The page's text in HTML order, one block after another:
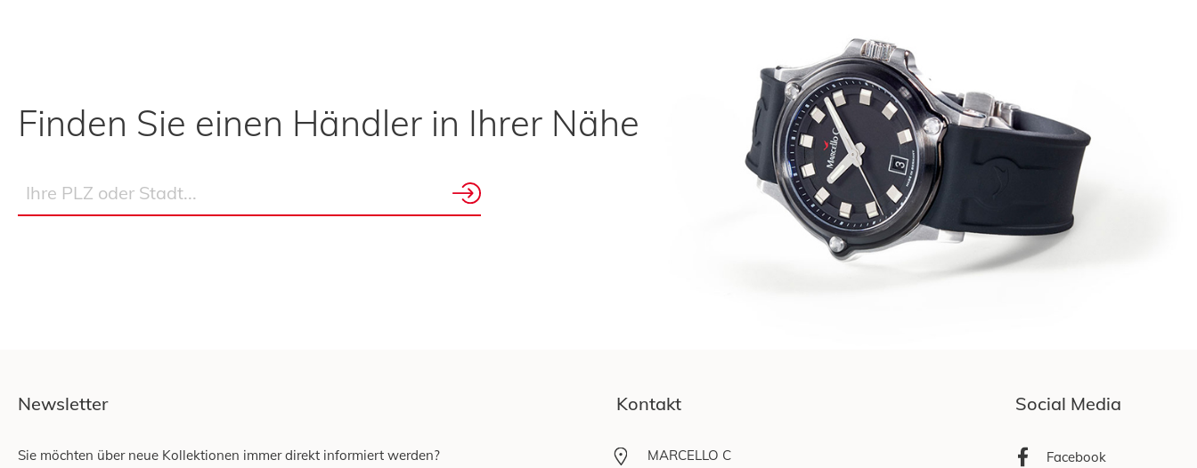
Finden Sie einen Händler in Ihrer Nähe
Newsletter
Sie möchten über neue Kollektionen immer direkt informiert werden?
Kontakt
MARCELLO C
Social Media
Facebook